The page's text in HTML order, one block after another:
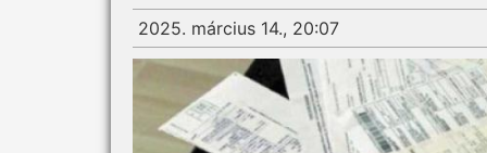
2025. március 14., 20:07